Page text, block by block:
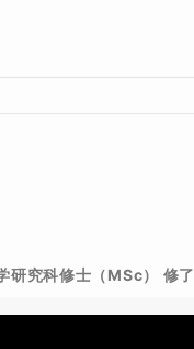
研究科修士（MSc） 修了